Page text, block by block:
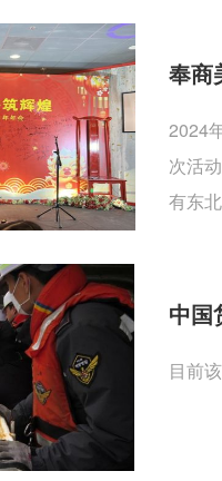
奉商
2024
次活
有东
中国
目前